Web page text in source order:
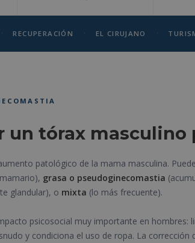
· RECUPERACIÓN · EL CIRUJANO ·
un tórax
patológico de la mama masculina.
grasa o pseudoginecomastia
glandular), o mixta (lo más frecuente).
psicosocial muy importante en hombres:
y condiciona el uso de ropa. La corrección